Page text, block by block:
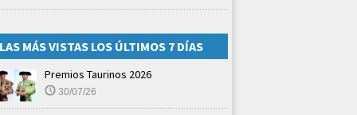
LAS MÁS VISTAS LOS ÚLTIMOS 7 DÍAS
Premios Taurinos 2026
30/07/26